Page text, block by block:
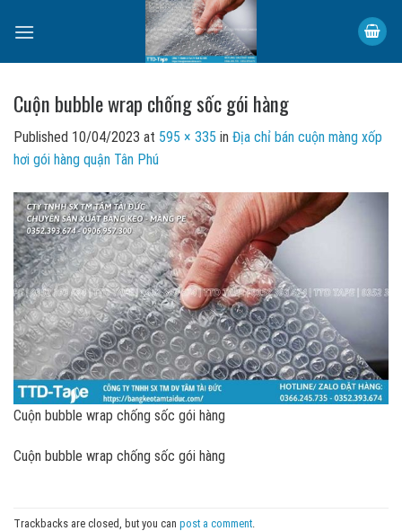
Cuộn bubble wrap chống sốc gói hàng
Published 10/04/2023 at 595 × 335 in Địa chỉ bán cuộn màng xốp
hơi gói hàng quận Tân Phú
Cuộn bubble wrap chống sốc gói hàng
Cuộn bubble wrap chống sốc gói hàng
Trackbacks are closed, but you can post a comment